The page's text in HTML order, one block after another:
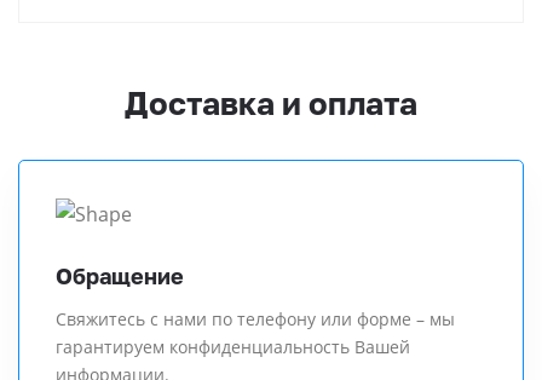
Доставка и оплата
Обращение
Свяжитесь с нами по телефону или форме – мы
гарантируем конфиденциальность Вашей
информации.